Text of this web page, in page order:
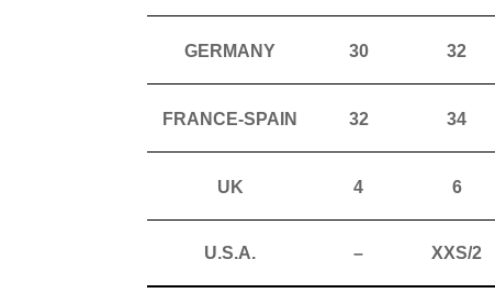
GERMANY 30 32
FRANCE-SPAIN 32 34
UK 4 6
U.S.A. – XXS/2